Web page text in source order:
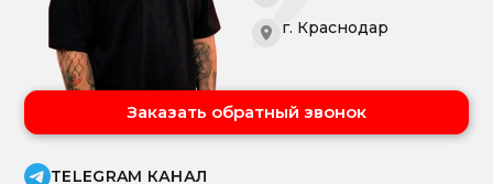
г. Краснодар
Заказать обратный звонок
TELEGRAM КАНАЛ